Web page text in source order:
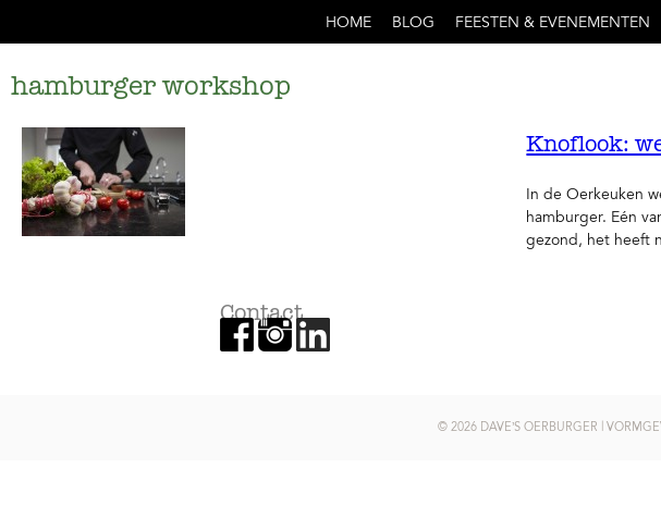
HOME BLOG FEESTEN & EVENEMENTEN
hamburger workshop
Knoflook:
In de Oerkeuken
hamburger. Eén
gezond, het heeft
Contact
© 2026 DAVE’S OERBURGER |